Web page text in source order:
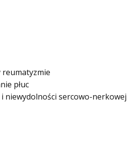
reumatyzmie
płuc
niewydolności sercowo-nerkowej